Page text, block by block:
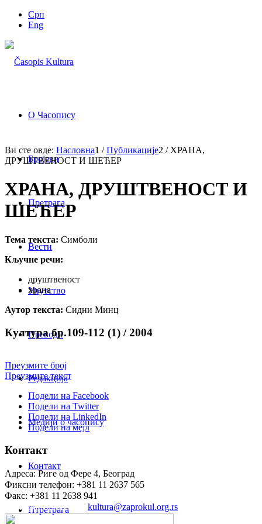
Срп
Eng
О Часопису
Бројеви
Претрага
Вести
Упутство
Преводи
Редакција
Медији о часопису
Контакт
Птретрага
Ви сте овде: Насловна1 / Публикације2 / ХРАНА,
ДРУШТВЕНОСТ И ШЕЋЕР
ХРАНА, ДРУШТВЕНОСТ И
ШЕЋЕР
Тема текста: Симболи
Кључне речи:
друштвеност
храна
Аутор текста: Сидни Минц
Култура бр.109-112 (1) / 2004
Преузмите број
Преузмите текст
Подели на Facebook
Подели на Twitter
Подели на LinkedIn
Подели на мејл
Контакт
Адреса: Риге од Фере 4, Београд
Фиксни телефон: +381 11 2637 565
Факс: +381 11 2638 941
Електронска пошта:
kultura@zaprokul.org.rs